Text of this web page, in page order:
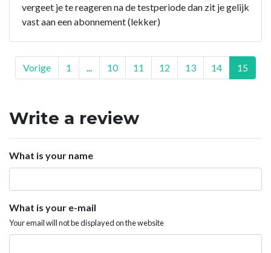
vergeet je te reageren na de testperiode dan zit je gelijk
vast aan een abonnement (lekker)
Vorige 1 10 11 12 13 14 15
Write a review
What is your name
What is your e-mail
Your email will not be displayed on the website